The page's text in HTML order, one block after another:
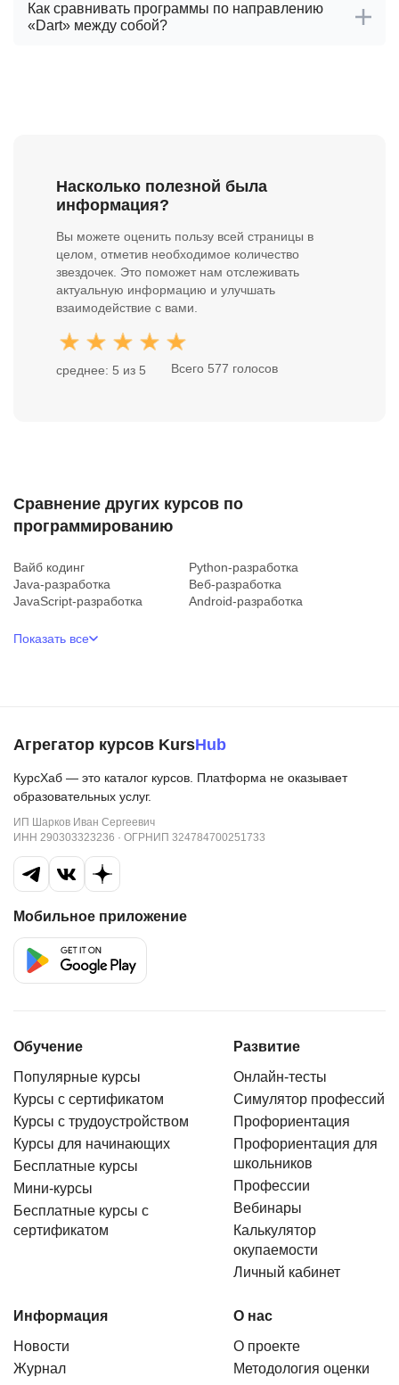
Как сравнивать программы по направлению
«Dart» между собой?
Насколько полезной была
информация?
Вы можете оценить пользу всей страницы в
целом, отметив необходимое количество
звездочек. Это поможет нам отслеживать
актуальную информацию и улучшать
взаимодействие с вами.
среднее: 5 из 5 Всего 577 голосов
Сравнение других курсов по
программированию
Вайб кодинг
Python-разработка
Java-разработка
Веб-разработка
JavaScript-разработка
Android-разработка
Показать все
Агрегатор курсов KursHub
КурсХаб — это каталог курсов. Платформа не оказывает
образовательных услуг.
ИП Шарков Иван Сергеевич
ИНН 290303323236 · ОГРНИП 324784700251733
Мобильное приложение
Обучение
Популярные курсы
Курсы с сертификатом
Курсы с трудоустройством
Курсы для начинающих
Бесплатные курсы
Мини-курсы
Бесплатные курсы с
сертификатом
Развитие
Онлайн-тесты
Симулятор профессий
Профориентация
Профориентация для
школьников
Профессии
Вебинары
Калькулятор
окупаемости
Личный кабинет
Информация
Новости
Журнал
О нас
О проекте
Методология оценки